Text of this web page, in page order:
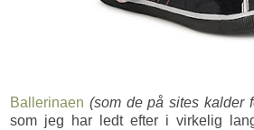
Ballerinaen (som de på sites kalder
som jeg har ledt efter i virkelig